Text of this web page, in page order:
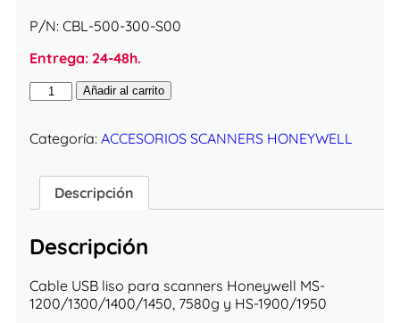
P/N: CBL-500-300-S00
Entrega: 24-48h.
Añadir al carrito
Categoría: ACCESORIOS SCANNERS HONEYWELL
Descripción
Descripción
Cable USB liso para scanners Honeywell MS-
1200/1300/1400/1450, 7580g y HS-1900/1950